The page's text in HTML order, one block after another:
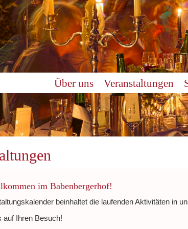
Über uns Veranstaltungen
im Babenbergerhof!
beinhaltet die laufenden Aktivitäten in
auf Ihren Besuch!